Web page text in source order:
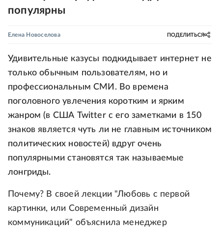
популярны
Елена Новоселова ПОДЕЛИТЬСЯ
Удивительные казусы подкидывает интернет не
только обычным пользователям, но и
профессиональным СМИ. Во времена
поголовного увлечения коротким и ярким
жанром (в США Twitter c его заметками в 150
знаков является чуть ли не главным источником
политических новостей) вдруг очень
популярными становятся так называемые
лонгриды.
Почему? В своей лекции "Любовь с первой
картинки, или Современный дизайн
коммуникаций" объяснила менеджер